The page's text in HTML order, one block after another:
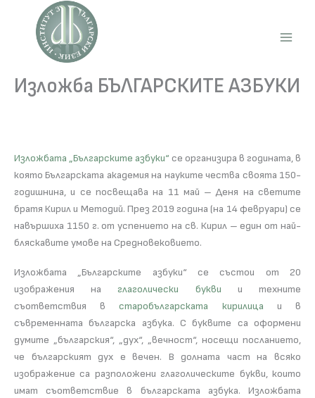
content
Изложба БЪЛГАРСКИТЕ АЗБУКИ
Изложбата „Българските азбуки“ се организира в годината, в
която Българската академия на науките чества своята 150-
годишнина, и се посвещава на 11 май – Деня на светите
братя Кирил и Методий. През 2019 година (на 14 февруари) се
навършиха 1150 г. от успението на св. Кирил – един от най-
бляскавите умове на Средновековието.
Изложбата „Българските азбуки“ се състои от 20
изображения на глаголически букви и техните
съответствия встаробългарската кирилица и в
съвременната българска азбука. С буквите са оформени
думите „българския“, „дух“, „вечност“, носещи посланието,
че българският дух е вечен. В долната част на всяко
изображение са разположени глаголическите букви, които
имат съответствие в българската азбука. Изложбата